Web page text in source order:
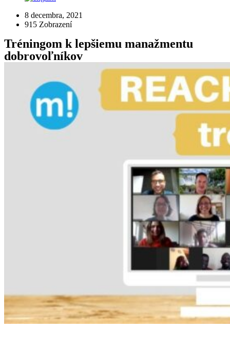
8 decembra, 2021
915 Zobrazení
Tréningom k lepšiemu manažmentu
dobrovoľníkov